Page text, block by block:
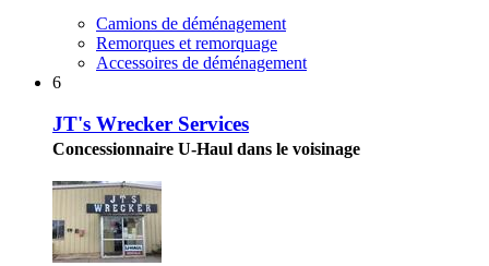
Camions de déménagement
Remorques et remorquage
Accessoires de déménagement
6
JT's Wrecker Services
Concessionnaire U-Haul dans le voisinage